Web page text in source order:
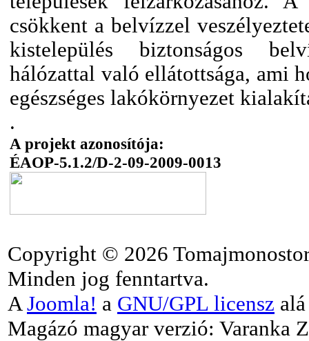
csökkent a belvízzel
kistelepülés biztonságos
hálózattal való ellátottsága, ami
egészséges lakókörnyezet
.
A projekt azonosítója:
ÉAOP-5.1.2/D-2-09-2009-0013
Copyright © 2026
Minden jog fenntartva.
A Joomla! a GNU/GPL licensz
Magázó magyar verzió: Varanka